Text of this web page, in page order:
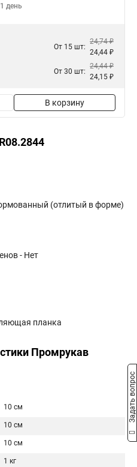
1 день
От 15 шт:
24,74 ₽
24,44 ₽
От 30 шт:
24,44 ₽
24,15 ₽
В корзину
(отлитый в форме)
- Нет
планка
Промрукав
10 см
10 см
10 см
1 кг
Задать вопрос